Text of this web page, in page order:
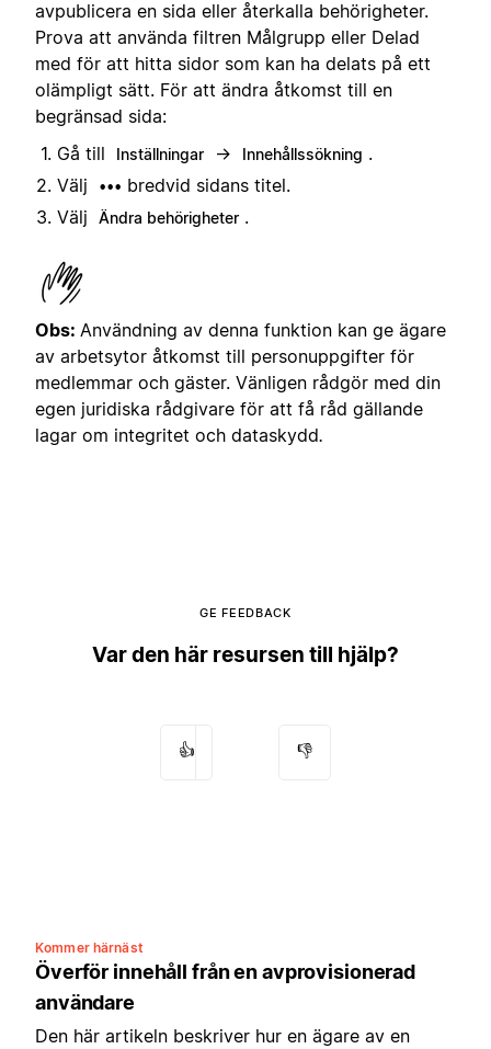
avpublicera en sida eller återkalla behörigheter.
Prova att använda filtren Målgrupp eller Delad
med för att hitta sidor som kan ha delats på ett
olämpligt sätt. För att ändra åtkomst till en
begränsad sida:
Gå till
Inställningar → Innehållssökning .
Välj
••• bredvid sidans titel.
Välj
Ändra behörigheter .
Obs: Användning av denna funktion kan ge ägare
av arbetsytor åtkomst till personuppgifter för
medlemmar och gäster. Vänligen rådgör med din
egen juridiska rådgivare för att få råd gällande
lagar om integritet och dataskydd.
GE FEEDBACK
Var den här resursen till hjälp?
👍 👎
Kommer härnäst
Överför innehåll från en avprovisionerad
användare
Den här artikeln beskriver hur en ägare av en